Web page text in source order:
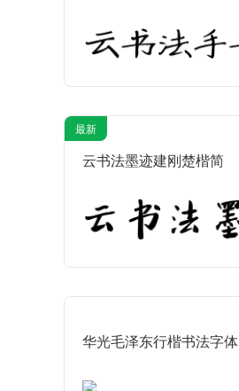
最新
云书法墨迹建刚楚楷简
华光毛泽东行楷书法字体